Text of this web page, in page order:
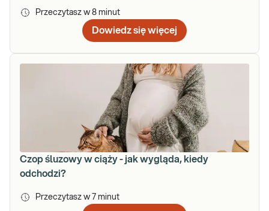
Przeczytasz w 8 minut
Dowiedz się więcej
Czop śluzowy w ciąży - jak wygląda, kiedy
odchodzi?
Przeczytasz w 7 minut